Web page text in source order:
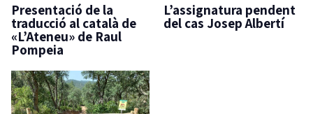
Presentació de la
traducció al català de
«L’Ateneu» de Raul
Pompeia
L’assignatura pendent
del cas Josep Albertí